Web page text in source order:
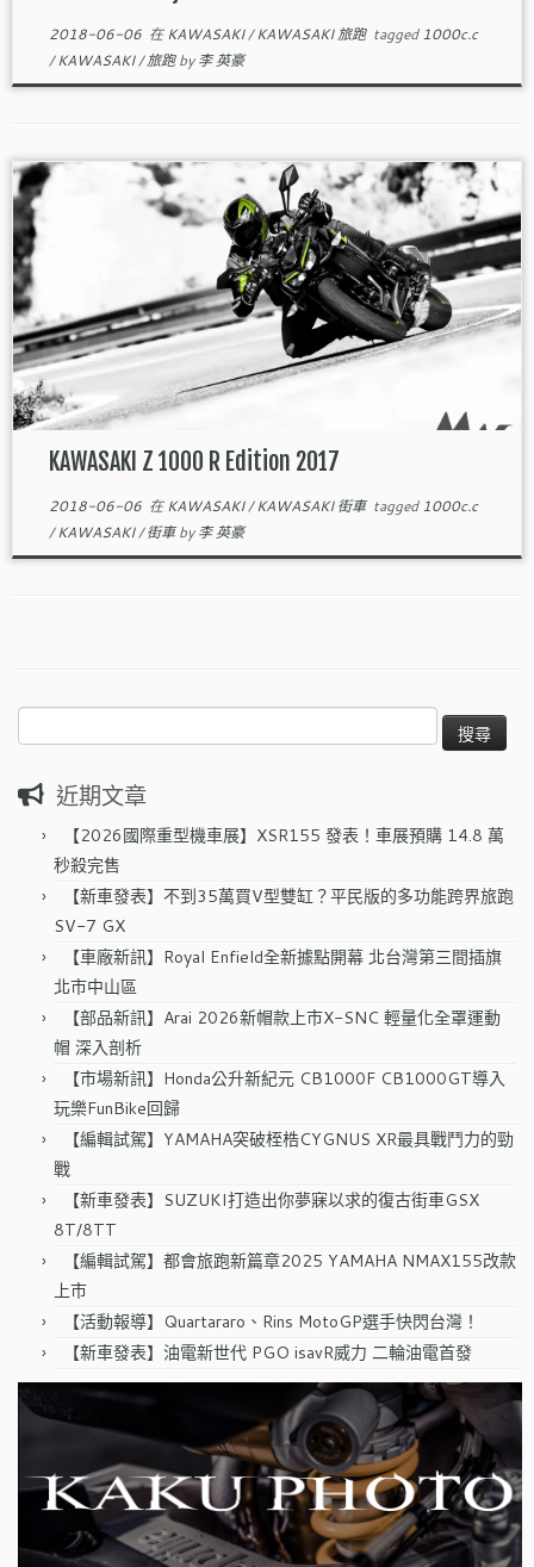
2018-06-06在KAWASAKI/KAWASAKI 旅跑 tagged1000c.c
/KAWASAKI/旅跑by李 英豪
KAWASAKI Z 1000 R Edition 2017
2018-06-06在KAWASAKI/KAWASAKI 街車 tagged1000c.c
/KAWASAKI/街車by李 英豪
尋
鍵
近期文章
【2026國際重型機車展】XSR155 發表！車展預購 14.8 萬
秒殺完售
【新車發表】不到35萬買V型雙缸？平民版的多功能跨界旅跑
SV-7 GX
【車廠新訊】Royal Enfield全新據點開幕 北台灣第三間插旗
北市中山區
【部品新訊】Arai 2026新帽款上市X-SNC 輕量化全罩運動
帽 深入剖析
【市場新訊】Honda公升新紀元 CB1000F CB1000GT導入
玩樂FunBike回歸
【編輯試駕】YAMAHA突破桎梏CYGNUS XR最具戰鬥力的勁
戰
【新車發表】SUZUKI打造出你夢寐以求的復古街車GSX
8T/8TT
【編輯試駕】都會旅跑新篇章2025 YAMAHA NMAX155改款
上市
【活動報導】Quartararo、Rins MotoGP選手快閃台灣！
【新車發表】油電新世代 PGO isavR威力 二輪油電首發